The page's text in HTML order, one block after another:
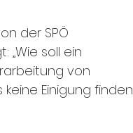
der SPÖ
„Wie soll ein
von
Einigung finden